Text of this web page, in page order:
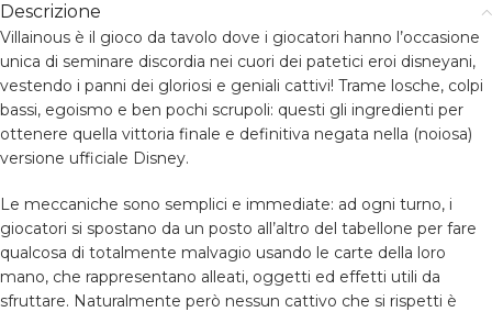
Descrizione
Villainous è il gioco da tavolo dove i giocatori hanno l’occasione
unica di seminare discordia nei cuori dei patetici eroi disneyani,
vestendo i panni dei gloriosi e geniali cattivi! Trame losche, colpi
bassi, egoismo e ben pochi scrupoli: questi gli ingredienti per
ottenere quella vittoria finale e definitiva negata nella (noiosa)
versione ufficiale Disney.
Le meccaniche sono semplici e immediate: ad ogni turno, i
giocatori si spostano da un posto all’altro del tabellone per fare
qualcosa di totalmente malvagio usando le carte della loro
mano, che rappresentano alleati, oggetti ed effetti utili da
sfruttare. Naturalmente però nessun cattivo che si rispetti è